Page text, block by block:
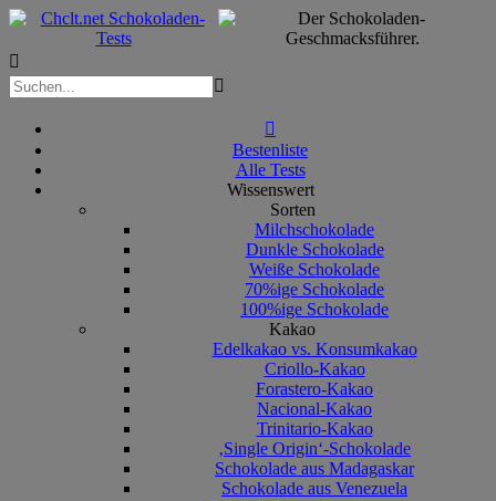



Bestenliste
Alle Tests
Wissenswert
Sorten
Milchschokolade
Dunkle Schokolade
Weiße Schokolade
70%ige Schokolade
100%ige Schokolade
Kakao
Edelkakao vs. Konsumkakao
Criollo-Kakao
Forastero-Kakao
Nacional-Kakao
Trinitario-Kakao
‚Single Origin‘-Schokolade
Schokolade aus Madagaskar
Schokolade aus Venezuela